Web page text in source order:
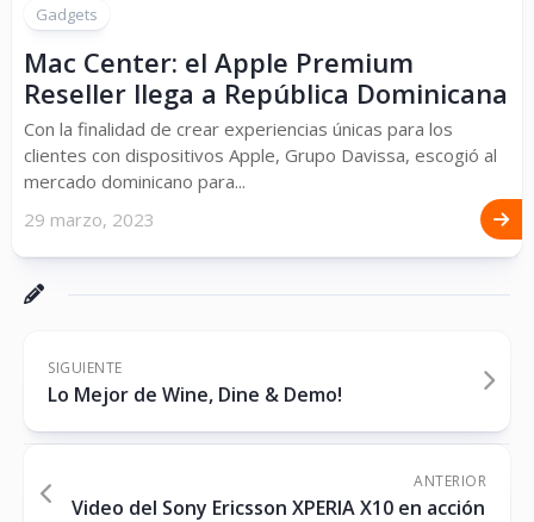
Gadgets
Mac Center: el Apple Premium
Reseller llega a República Dominicana
Con la finalidad de crear experiencias únicas para los
clientes con dispositivos Apple, Grupo Davissa, escogió al
mercado dominicano para...
29 marzo, 2023
SIGUIENTE
Lo Mejor de Wine, Dine & Demo!
ANTERIOR
Video del Sony Ericsson XPERIA X10 en acción